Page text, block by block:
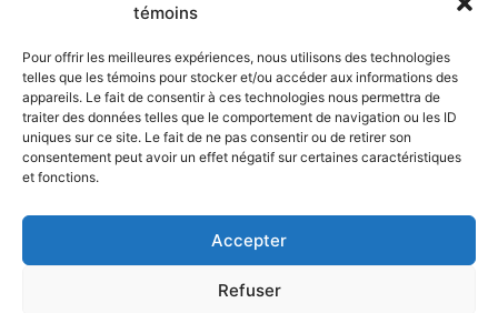
témoins
Pour offrir les meilleures expériences, nous utilisons des technologies
telles que les témoins pour stocker et/ou accéder aux informations des
appareils. Le fait de consentir à ces technologies nous permettra de
traiter des données telles que le comportement de navigation ou les ID
uniques sur ce site. Le fait de ne pas consentir ou de retirer son
consentement peut avoir un effet négatif sur certaines caractéristiques
et fonctions.
Accepter
Refuser
Les éditeurs
Les experts et collaborateurs